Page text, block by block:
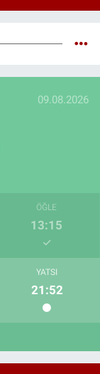
09.08.2026
ÖĞLE
13:15
YATSI
21:52